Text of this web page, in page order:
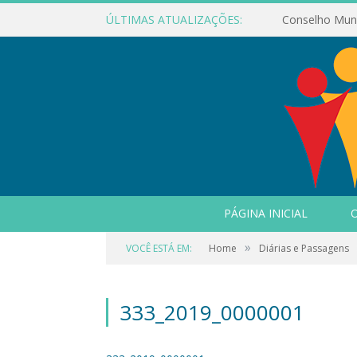
ÚLTIMAS ATUALIZAÇÕES:
PÁGINA INICIAL
VOCÊ ESTÁ EM: Home » Diárias e Passagens
333_2019_0000001